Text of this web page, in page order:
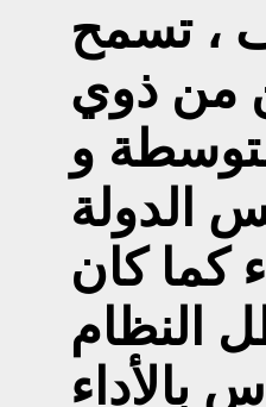
، تسمح
من ذوي
و
الدولة
كما كان
النظام
بالأداء